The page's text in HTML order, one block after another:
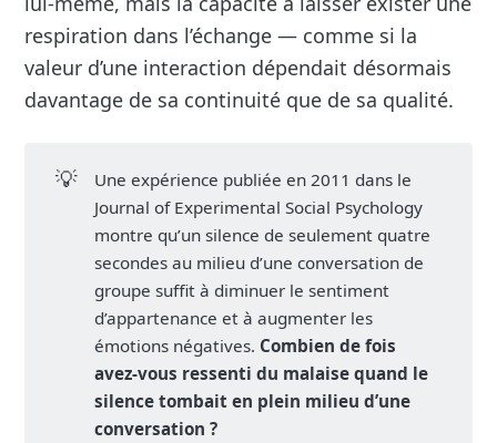
respiration dans l’échange — comme si la
valeur d’une interaction dépendait désormais
davantage de sa continuité que de sa qualité.
💡
Une expérience publiée en 2011 dans le
Journal of Experimental Social Psychology
montre qu’un silence de seulement quatre
secondes au milieu d’une conversation de
groupe suffit à diminuer le sentiment
d’appartenance et à augmenter les
émotions négatives. Combien de fois
avez-vous ressenti du malaise quand le
silence tombait en plein milieu d’une
conversation ?